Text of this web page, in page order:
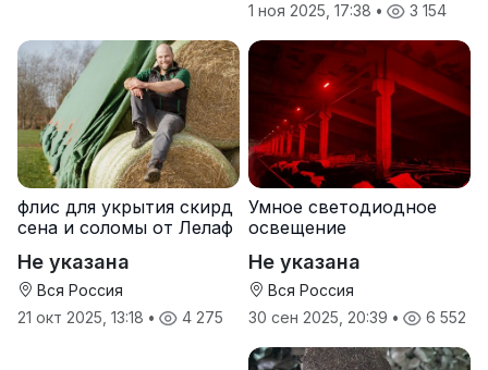
1 ноя 2025, 17:38 • 3 154
флис для укрытия скирд
сена и соломы от Лелаф
Не указана
Вся Россия
21 окт 2025, 13:18 • 4 275
Умное светодиодное
освещение
Не указана
Вся Россия
30 сен 2025, 20:39 • 6 552